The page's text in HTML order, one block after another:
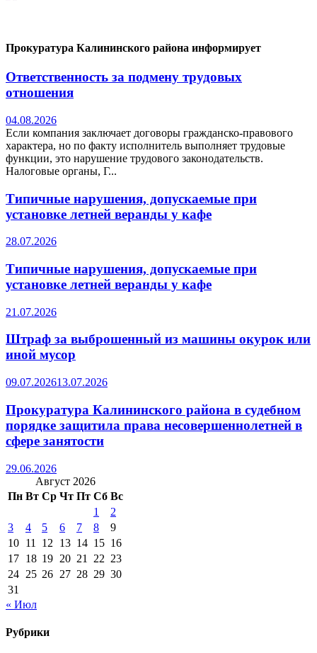
Прокуратура Калининского района информирует
Ответственность за подмену трудовых
отношения
04.08.2026
Если компания заключает договоры гражданско-правового
характера, но по факту исполнитель выполняет трудовые
функции, это нарушение трудового законодательств.
Налоговые органы, Г...
Типичные нарушения, допускаемые при
установке летней веранды у кафе
28.07.2026
Типичные нарушения, допускаемые при
установке летней веранды у кафе
21.07.2026
Штраф за выброшенный из машины окурок или
иной мусор
09.07.202613.07.2026
Прокуратура Калининского района в судебном
порядке защитила права несовершеннолетней в
сфере занятости
29.06.2026
Август 2026
Пн Вт Ср Чт Пт Сб Вс
1
2
3
4 5 6 7 8
9
10 11 12 13 14 15 16
17 18 19 20 21 22 23
24 25 26 27 28 29 30
31
« Июл
Рубрики